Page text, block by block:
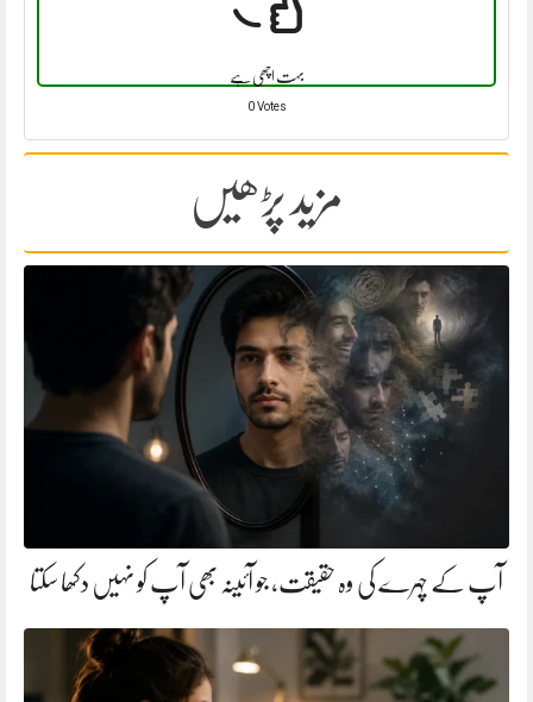
بہت اچھی ہے
0 Votes
مزید پڑھیں
آپ کے چہرے کی وہ حقیقت، جو آئینہ بھی آپ کو نہیں دکھا سکتا